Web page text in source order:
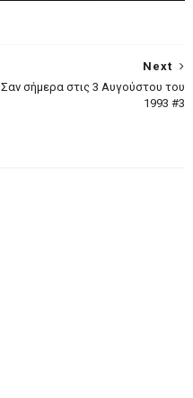
Next
Σαν σήμερα στις 3 Αυγούστου του
1993 #3